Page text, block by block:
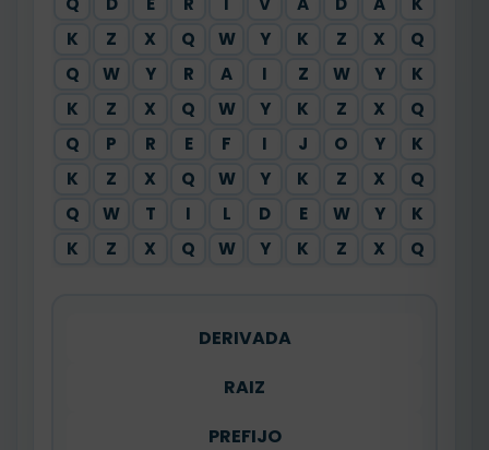
K
Z X Q W Y K Z X
Q
Q
W Y R A I Z W Y
K
K
Z X Q W Y K Z X
Q
Q
P R E F I J O Y
K
K
Z X Q W Y K Z X
Q
Q
W T I L D E W Y
K
K
Z X Q W Y K Z X Q
DERIVADA
RAIZ
PREFIJO